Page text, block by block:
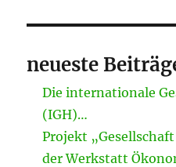
neueste
Die internationale
(IGH)…
Projekt
der Werkstatt